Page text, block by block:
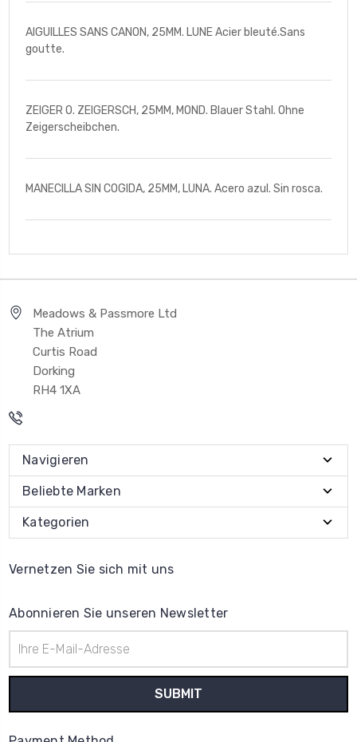
AIGUILLES SANS CANON, 25MM. LUNE Acier bleuté.Sans
goutte.
ZEIGER O. ZEIGERSCH, 25MM, MOND. Blauer Stahl. Ohne
Zeigerscheibchen.
MANECILLA SIN COGIDA, 25MM, LUNA. Acero azul. Sin rosca.
Meadows & Passmore Ltd
The Atrium
Curtis Road
Dorking
RH4 1XA
Navigieren
Beliebte Marken
Kategorien
Vernetzen Sie sich mit uns
Abonnieren Sie unseren Newsletter
Mail-
Adresse